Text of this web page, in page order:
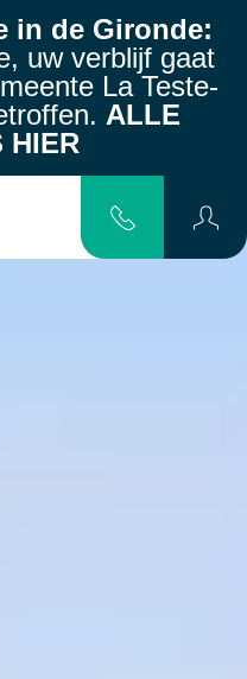
in de Gironde:
uw verblijf gaat
La Teste-
ALLE
HIER